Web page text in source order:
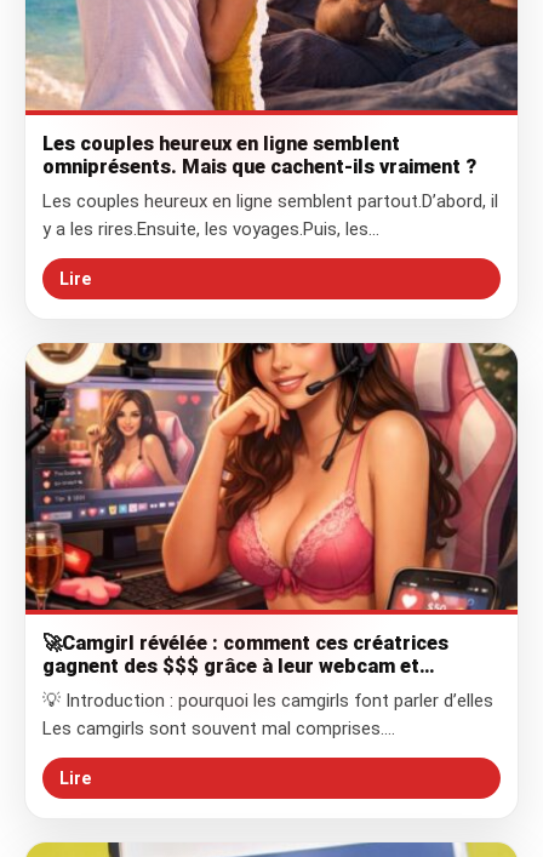
Les couples heureux en ligne semblent
omniprésents. Mais que cachent-ils vraiment ?
Les couples heureux en ligne semblent partout.D’abord, il
y a les rires.Ensuite, les voyages.Puis, les…
Lire
🚀Camgirl révélée : comment ces créatrices
gagnent des $$$ grâce à leur webcam et
séduisent des fans chaque jour
💡 Introduction : pourquoi les camgirls font parler d’elles
Les camgirls sont souvent mal comprises.…
Lire